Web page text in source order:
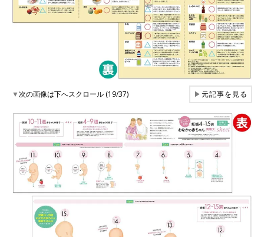
▼次の画像は下へスクロール (19/37) ▶元記事を見る